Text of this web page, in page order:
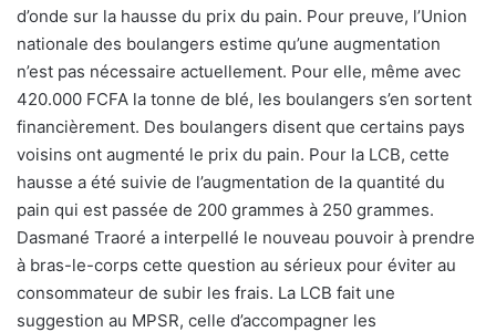
d’onde sur la hausse du prix du pain. Pour preuve, l’Union
nationale des boulangers estime qu’une augmentation
n’est pas nécessaire actuellement. Pour elle, même avec
420.000 FCFA la tonne de blé, les boulangers s’en sortent
financièrement. Des boulangers disent que certains pays
voisins ont augmenté le prix du pain. Pour la LCB, cette
hausse a été suivie de l’augmentation de la quantité du
pain qui est passée de 200 grammes à 250 grammes.
Dasmané Traoré a interpellé le nouveau pouvoir à prendre
à bras-le-corps cette question au sérieux pour éviter au
consommateur de subir les frais. La LCB fait une
suggestion au MPSR, celle d’accompagner les